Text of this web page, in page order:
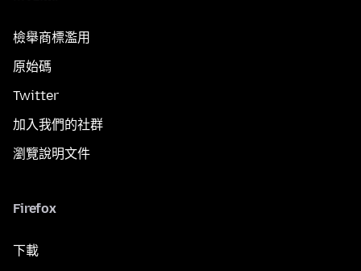
檢舉商標濫用
原始碼
Twitter
加入我們的社群
瀏覽說明文件
Firefox
下載